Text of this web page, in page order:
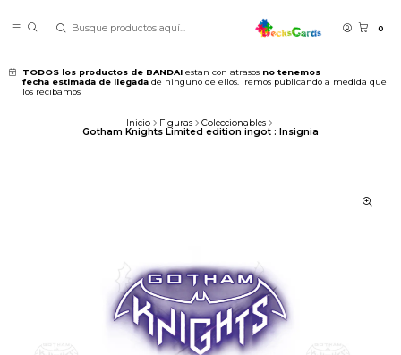
0
TODOS los productos de BANDAI estan con atrasos no tenemos
fecha estimada de llegada de ninguno de ellos. Iremos publicando a medida que
los recibamos
Inicio Figuras
Coleccionables
Gotham Knights Limited edition ingot : Insignia